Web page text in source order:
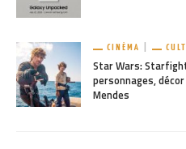
CINÉMA
Star Wars:
personnages,
Mendes